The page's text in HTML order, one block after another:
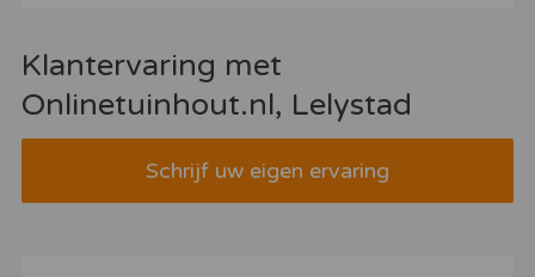
Klantervaring met
Onlinetuinhout.nl, Lelystad
Schrijf uw eigen ervaring